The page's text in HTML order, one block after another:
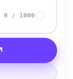
0 / 1000